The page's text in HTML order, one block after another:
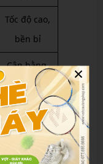
Tốc độ cao,
bền bỉ
Cân bằng,
linh hoạt
Kiểm soát
tốt
Giá rẻ, đa
×